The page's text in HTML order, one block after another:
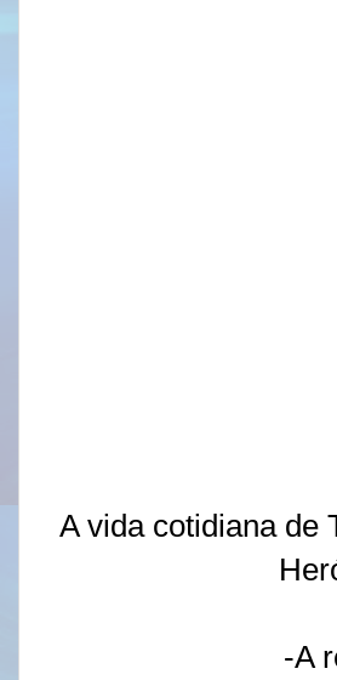
A vida cotidiana de
-A